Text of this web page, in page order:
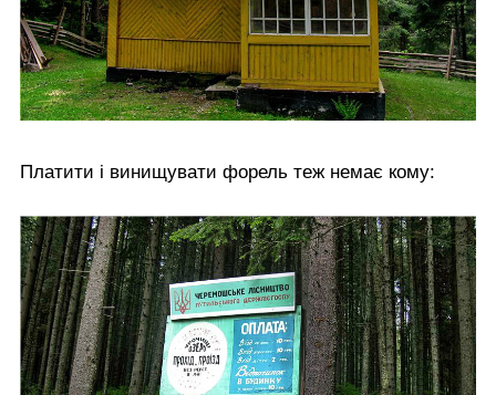
Платити і винищувати форель теж немає кому: